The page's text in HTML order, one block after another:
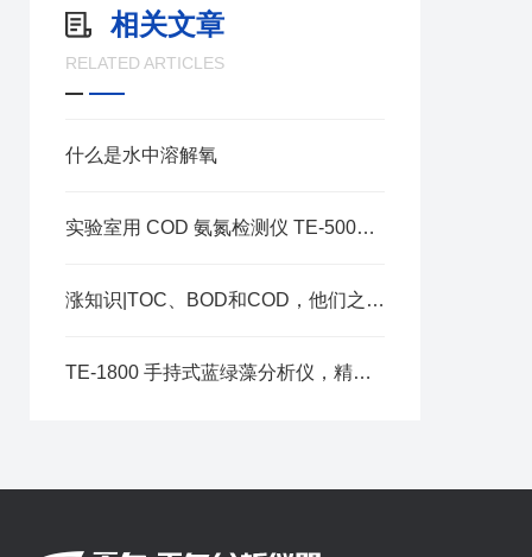
相关文章
RELATED ARTICLES
什么是水中溶解氧
实验室用 COD 氨氮检测仪 TE-5000Plus：智能化的实验室检测设计
涨知识|TOC、BOD和COD，他们之间有什么关系呢？
TE-1800 手持式蓝绿藻分析仪，精准赋能水体蓝绿藻快速检测